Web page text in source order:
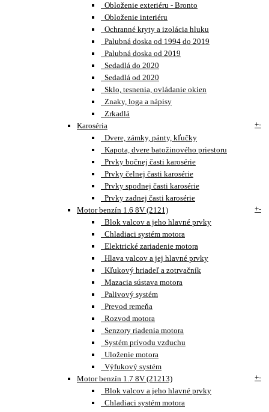
Obloženie exteriéru - Bronto
Obloženie interiéru
Ochranné kryty a izolácia hluku
Palubná doska od 1994 do 2019
Palubná doska od 2019
Sedadlá do 2020
Sedadlá od 2020
Sklo, tesnenia, ovládanie okien
Znaky, loga a nápisy
Zrkadlá
Karoséria
+-
Dvere, zámky, pánty, kľučky
Kapota, dvere batožinového priestoru
Prvky bočnej časti karosérie
Prvky čelnej časti karosérie
Prvky spodnej časti karosérie
Prvky zadnej časti karosérie
Motor benzín 1.6 8V (2121)
+-
Blok valcov a jeho hlavné prvky
Chladiaci systém motora
Elektrické zariadenie motora
Hlava valcov a jej hlavné prvky
Kľukový hriadeľ a zotrvačník
Mazacia sústava motora
Palivový systém
Prevod remeňa
Rozvod motora
Senzory riadenia motora
Systém prívodu vzduchu
Uloženie motora
Výfukový systém
Motor benzín 1.7 8V (21213)
+-
Blok valcov a jeho hlavné prvky
Chladiaci systém motora